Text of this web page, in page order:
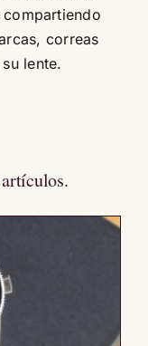
correas
lente.